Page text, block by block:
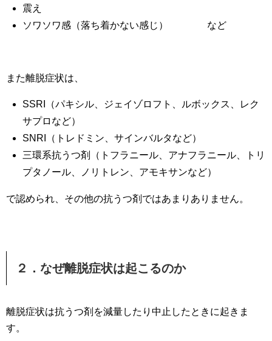
震え
ソワソワ感（落ち着かない感じ） など
また離脱症状は、
SSRI（パキシル、ジェイゾロフト、ルボックス、レク
サプロなど）
SNRI（トレドミン、サインバルタなど）
三環系抗うつ剤（トフラニール、アナフラニール、トリ
プタノール、ノリトレン、アモキサンなど）
で認められ、その他の抗うつ剤ではあまりありません。
２．なぜ離脱症状は起こるのか
離脱症状は抗うつ剤を減量したり中止したときに起きま
す。